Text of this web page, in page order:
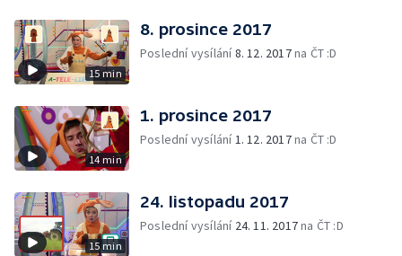
15 min
8. prosince 2017
Poslední vysílání8. 12. 2017na ČT :D
14 min
1. prosince 2017
Poslední vysílání1. 12. 2017na ČT :D
15 min
24. listopadu 2017
Poslední vysílání 24. 11. 2017na ČT :D